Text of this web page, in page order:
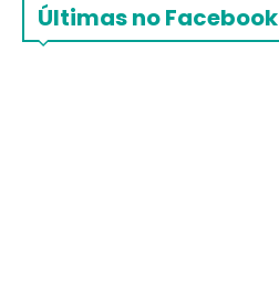
Últimas no Facebook